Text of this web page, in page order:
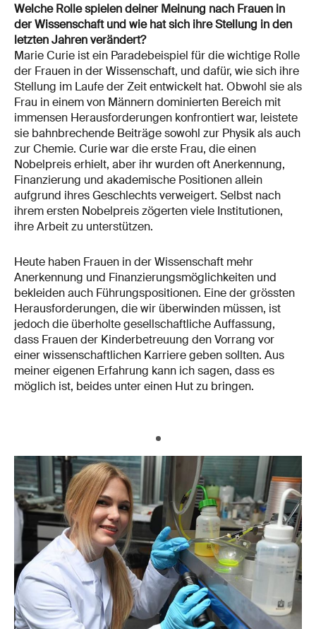
Welche Rolle spielen deiner Meinung nach Frauen in
der Wissenschaft und wie hat sich ihre Stellung in den
letzten Jahren verändert?
Marie Curie ist ein Paradebeispiel für die wichtige Rolle
der Frauen in der Wissenschaft, und dafür, wie sich ihre
Stellung im Laufe der Zeit entwickelt hat. Obwohl sie als
Frau in einem von Männern dominierten Bereich mit
immensen Herausforderungen konfrontiert war, leistete
sie bahnbrechende Beiträge sowohl zur Physik als auch
zur Chemie. Curie war die erste Frau, die einen
Nobelpreis erhielt, aber ihr wurden oft Anerkennung,
Finanzierung und akademische Positionen allein
aufgrund ihres Geschlechts verweigert. Selbst nach
ihrem ersten Nobelpreis zögerten viele Institutionen,
ihre Arbeit zu unterstützen.
Heute haben Frauen in der Wissenschaft mehr
Anerkennung und Finanzierungsmöglichkeiten und
bekleiden auch Führungspositionen. Eine der grössten
Herausforderungen, die wir überwinden müssen, ist
jedoch die überholte gesellschaftliche Auffassung,
dass Frauen der Kinderbetreuung den Vorrang vor
einer wissenschaftlichen Karriere geben sollten. Aus
meiner eigenen Erfahrung kann ich sagen, dass es
möglich ist, beides unter einen Hut zu bringen.